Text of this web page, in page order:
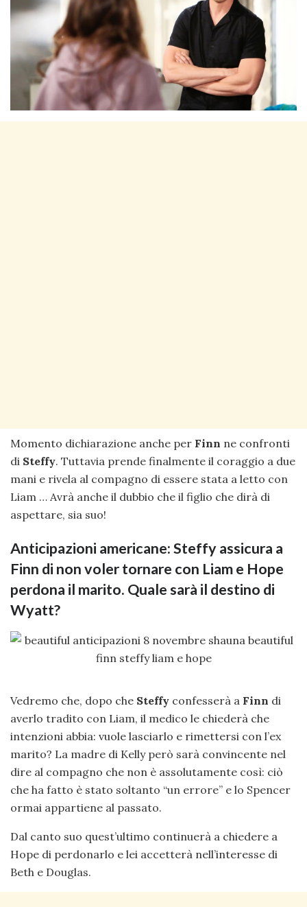
Momento dichiarazione anche per Finn ne confronti
di Steffy. Tuttavia prende finalmente il coraggio a due
mani e rivela al compagno di essere stata a letto con
Liam … Avrà anche il dubbio che il figlio che dirà di
aspettare, sia suo!
Anticipazioni americane: Steffy assicura a
Finn di non voler tornare con Liam e Hope
perdona il marito. Quale sarà il destino di
Wyatt?
Vedremo che, dopo che Steffy confesserà a Finn di
averlo tradito con Liam, il medico le chiederà che
intenzioni abbia: vuole lasciarlo e rimettersi con l’ex
marito? La madre di Kelly però sarà convincente nel
dire al compagno che non è assolutamente così: ciò
che ha fatto è stato soltanto “un errore” e lo Spencer
ormai appartiene al passato.
Dal canto suo quest’ultimo continuerà a chiedere a
Hope di perdonarlo e lei accetterà nell’interesse di
Beth e Douglas.